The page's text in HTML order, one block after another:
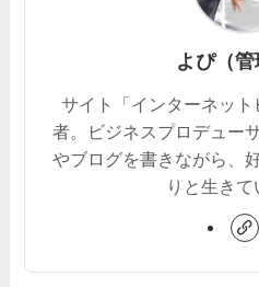
よぴ（管
サイト「インターネッ
者。ビジネスプロデュー
やブログを書きながら、
りと生きて